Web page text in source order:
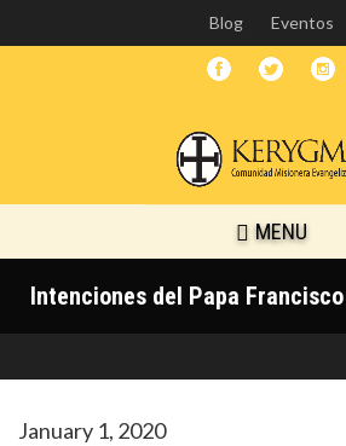
Skip
to
main
Blog Eventos
MENU
Intenciones del Papa
January 1, 2020